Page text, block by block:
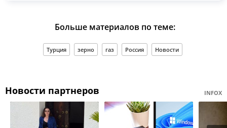
Больше материалов по теме:
Турция зерно газ Россия Новости
Новости партнеров INFOX